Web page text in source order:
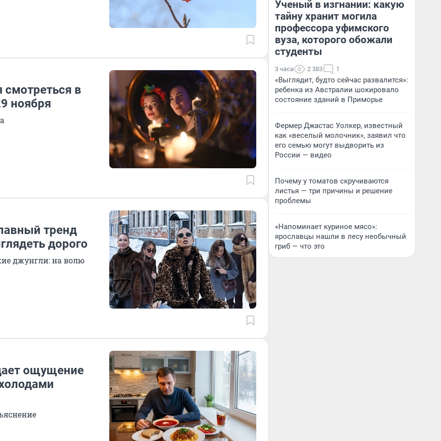
в
ноября
тренд
дорого
джунгли: на волю
ощущение
Ученый в изгнании: какую
тайну хранит могила
профессора уфимского
вуза, которого обожали
студенты
3 часа 2 383 1
«Выглядит, будто сейчас развалится»:
ребенка из Австралии шокировало
состояние зданий в Приморье
Фермер Джастас Уолкер, известный
как «веселый молочник», заявил что
его семью могут выдворить из
России — видео
Почему у томатов скручиваются
листья — три причины и решение
проблемы
«Напоминает куриное мясо»:
ярославцы нашли в лесу необычный
гриб — что это